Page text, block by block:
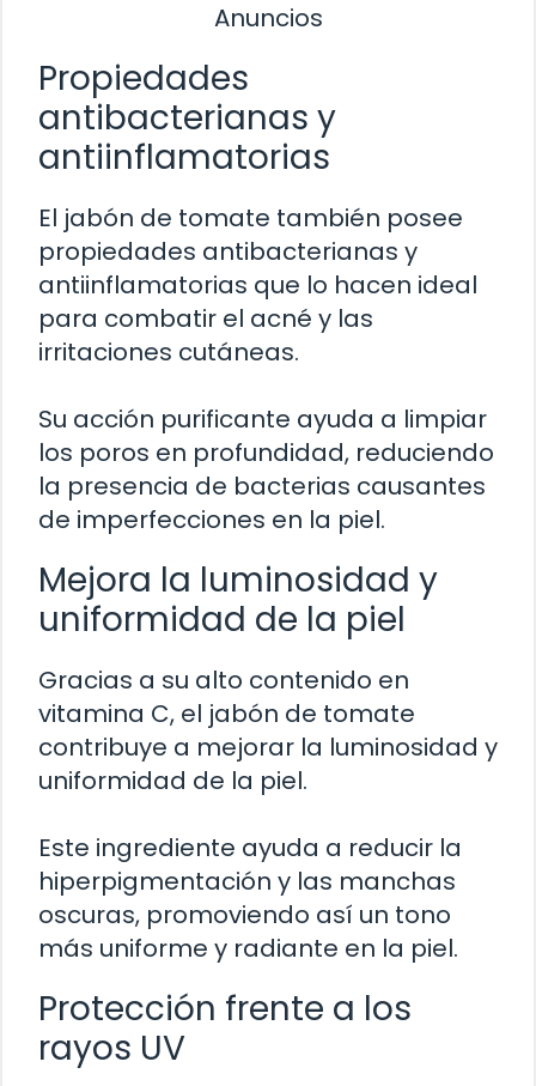
Anuncios
Propiedades
antibacterianas y
antiinflamatorias
El jabón de tomate también posee
propiedades antibacterianas y
antiinflamatorias que lo hacen ideal
para combatir el acné y las
irritaciones cutáneas.
Su acción purificante ayuda a limpiar
los poros en profundidad, reduciendo
la presencia de bacterias causantes
de imperfecciones en la piel.
Mejora la luminosidad y
uniformidad de la piel
Gracias a su alto contenido en
vitamina C, el jabón de tomate
contribuye a mejorar la luminosidad y
uniformidad de la piel.
Este ingrediente ayuda a reducir la
hiperpigmentación y las manchas
oscuras, promoviendo así un tono
más uniforme y radiante en la piel.
Protección frente a los
rayos UV